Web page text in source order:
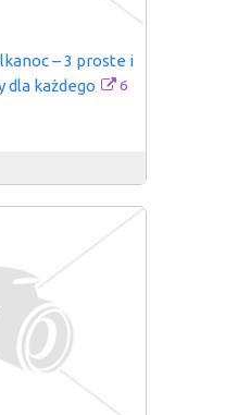
– 3 proste i
każdego
6